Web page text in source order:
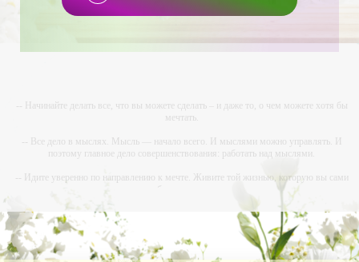
-- Начинайте делать все, что вы можете сделать – и даже то, о чем можете хотя бы
мечтать.
-- Все дело в мыслях. Мысль — начало всего. И мыслями можно управлять. И
поэтому главное дело совершенствования: работать над мыслями.
-- Идите уверенно по направлению к мечте. Живите той жизнью, которую вы сами
-- Самое большое богатство — это ум. Самая большая нищета — глупость. Из всех
страхов самый пугающий — самолюбование.
-- Лучшее, что можно сделать с хорошим советом, это пропустить его мимо ушей. Он